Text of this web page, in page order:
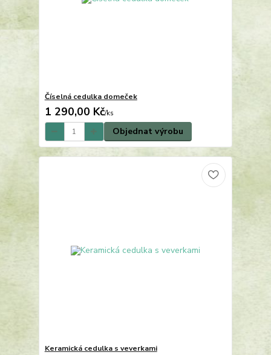
Číselná cedulka domeček
1 290,00 Kč/ks
Objednat výrobu
Keramická cedulka s veverkami